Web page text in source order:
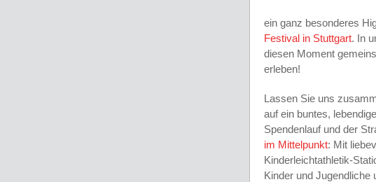
ein ganz besonderes
Festival in Stuttgart. In
diesen Moment
erleben!
Lassen Sie uns
auf ein buntes,
Spendenlauf und der
im Mittelpunkt: Mit
Kinderleichtathletik-
Kinder und